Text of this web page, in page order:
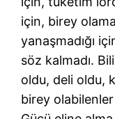
için, birey
yanaşmadığı
söz kalmadı.
oldu, deli oldu,
birey